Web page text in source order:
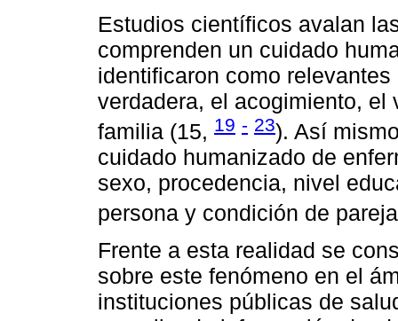
Estudios científicos avalan
comprenden un cuidado
identificaron como
verdadera, el acogimiento,
familia (15, 19 - 23). Así
cuidado humanizado de
sexo, procedencia, nivel
persona y condición de
Frente a esta realidad se
sobre este fenómeno en el
instituciones públicas de